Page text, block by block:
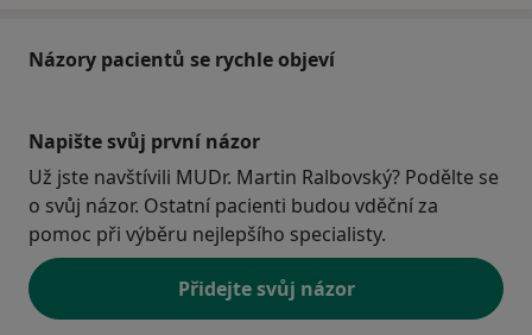
Názory pacientů se rychle objeví
Napište svůj první názor
Už jste navštívili MUDr. Martin Ralbovský? Podělte se
o svůj názor. Ostatní pacienti budou vděční za
pomoc při výběru nejlepšího specialisty.
Přidejte svůj názor